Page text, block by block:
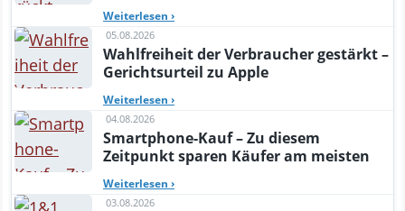
Weiterlesen ›
05.08.2026
Wahlfreiheit der Verbraucher gestärkt –
Gerichtsurteil zu Apple
Weiterlesen ›
04.08.2026
Smartphone-Kauf – Zu diesem
Zeitpunkt sparen Käufer am meisten
Weiterlesen ›
03.08.2026